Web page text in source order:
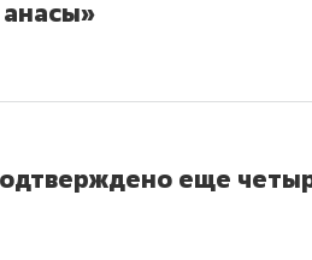
анасы»
еще